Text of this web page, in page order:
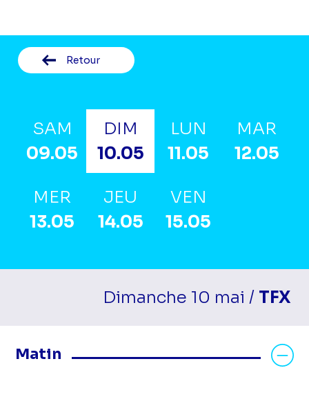
Retour
SAM
09.05
DIM
10.05
LUN
11.05
MAR
12.05
MER
13.05
JEU
14.05
VEN
15.05
Dimanche 10 mai / TFX
Matin
Masquer les programmes Matin